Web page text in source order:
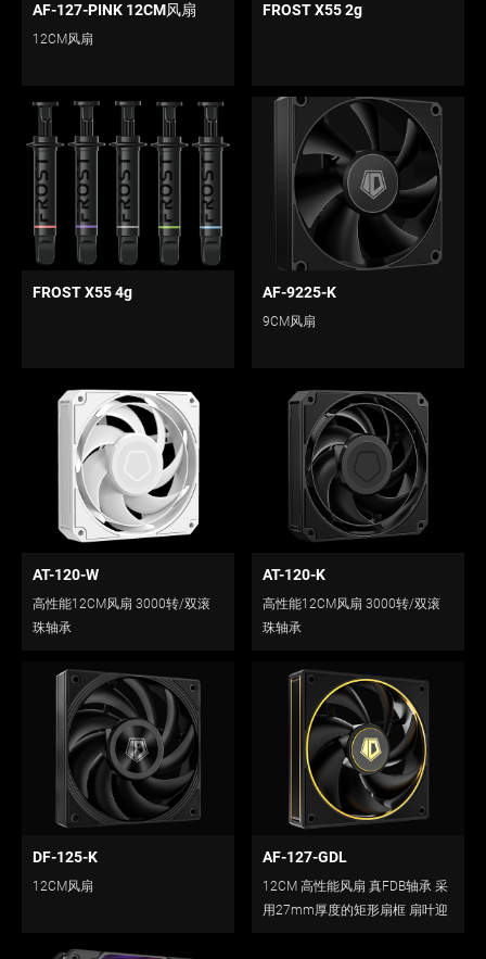
AF-127-PINK 12CM风扇
12CM风扇
FROST X55 2g
FROST X55 4g AF-9225-K
9CM风扇
AT-120-W
高性能12CM风扇 3000转/双滚
珠轴承
AT-120-K
高性能12CM风扇 3000转/双滚
珠轴承
DF-125-K
12CM风扇
AF-127-GDL
12CM 高性能风扇 真FDB轴承 采
用27mm厚度的矩形扇框 扇叶迎